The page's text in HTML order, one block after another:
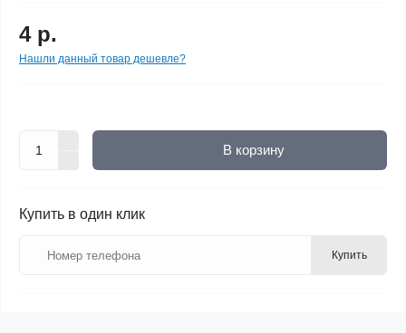
4 р.
Нашли данный товар дешевле?
В корзину
Купить в один клик
Купить